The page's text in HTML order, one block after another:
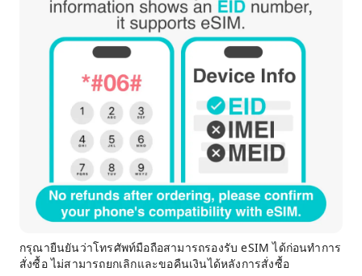
กรุณายืนยันว่าโทรศัพท์มือถือสามารถรองรับ eSIM ได้ก่อนทำการ
สั่งซื้อ ไม่สามารถยกเลิกและขอคืนเงินได้หลังการสั่งซื้อ